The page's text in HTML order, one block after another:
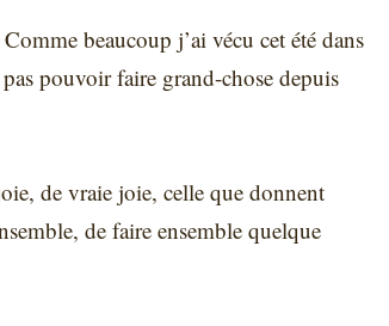
beaucoup j’ai vécu cet été dans
pouvoir faire grand-chose depuis
de vraie joie, celle que donnent
de faire ensemble quelque